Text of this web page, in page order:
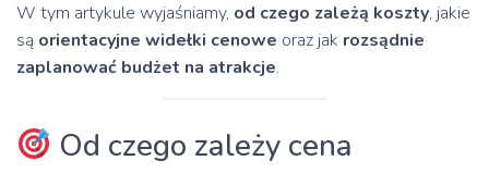
W tym artykule wyjaśniamy, od czego zależą koszty, jakie
są orientacyjne widełki cenowe oraz jak rozsądnie
zaplanować budżet na atrakcje.
Od czego zależy cena